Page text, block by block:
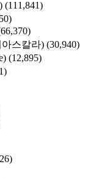
(111,841)
스칼라) (30,940)
(12,895)